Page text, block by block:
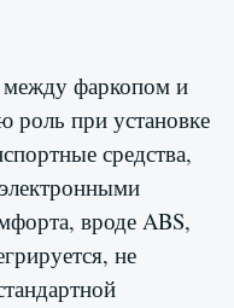
между фаркопом и
роль при установке
средства,
вроде ABS,
не